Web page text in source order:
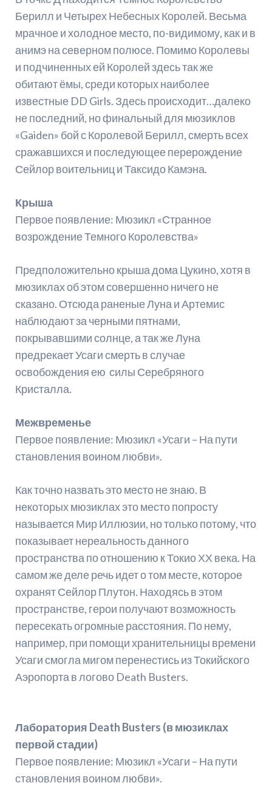
Берилл и Четырех Небесных Королей. Весьма
мрачное и холодное место, по-видимому, как и в
анимэ на северном полюсе. Помимо Королевы
и подчиненных ей Королей здесь так же
обитают ёмы, среди которых наиболее
известные DD Girls. Здесь происходит…далеко
не последний, но финальный для мюзиклов
«Gaiden» бой с Королевой Берилл, смерть всех
сражавшихся и последующее перерождение
Сейлор воительниц и Таксидо Камэна.
Крыша
Первое появление: Мюзикл «Странное
возрождение Темного Королевства»
Предположительно крыша дома Цукино, хотя в
мюзиклах об этом совершенно ничего не
сказано. Отсюда раненые Луна и Артемис
наблюдают за черными пятнами,
покрывавшими солнце, а так же Луна
предрекает Усаги смерть в случае
освобождения ею силы Серебряного
Кристалла.
Межвременье
Первое появление: Мюзикл «Усаги – На пути
становления воином любви».
Как точно назвать это место не знаю. В
некоторых мюзиклах это место попросту
называется Мир Иллюзии, но только потому, что
показывает нереальность данного
пространства по отношению к Токио ХХ века. На
самом же деле речь идет о том месте, которое
охранят Сейлор Плутон. Находясь в этом
пространстве, герои получают возможность
пересекать огромные расстояния. По нему,
например, при помощи хранительницы времени
Усаги смогла мигом перенестись из Токийского
Аэропорта в логово Death Busters.
Лаборатория Death Busters (в мюзиклах
первой стадии)
Первое появление: Мюзикл «Усаги – На пути
становления воином любви».